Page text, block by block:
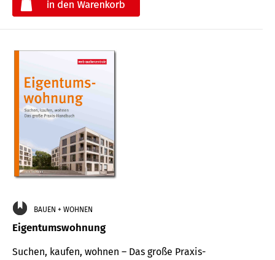
BAUEN + WOHNEN
Eigentumswohnung
Suchen, kaufen, wohnen – Das große Praxis-